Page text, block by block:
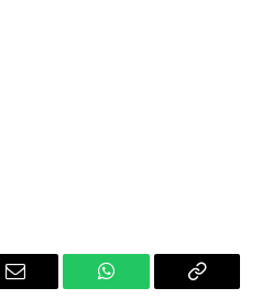
E-
WhatsApp Copiar